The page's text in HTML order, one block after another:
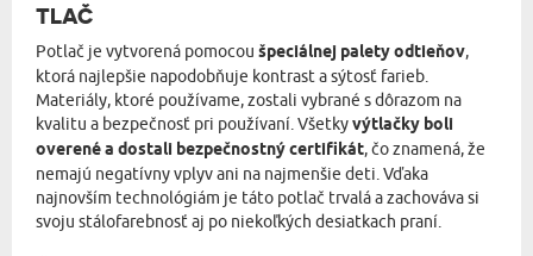
TLAČ
Potlač je vytvorená pomocou špeciálnej palety odtieňov,
ktorá najlepšie napodobňuje kontrast a sýtosť farieb.
Materiály, ktoré používame, zostali vybrané s dôrazom na
kvalitu a bezpečnosť pri používaní. Všetkyvýtlačky boli
overené a dostali bezpečnostný certifikát, čo znamená, že
nemajú negatívny vplyv ani na najmenšie deti. Vďaka
najnovším technológiám je táto potlač trvalá a zachováva si
svoju stálofarebnosť aj po niekoľkých desiatkach praní.